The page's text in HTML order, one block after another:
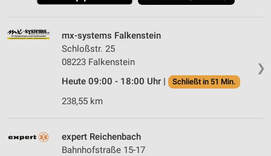
❯
mx-systems Falkenstein
Schloßstr. 25
08223 Falkenstein
Heute 09:00 - 18:00 Uhr |
Schließt in 51 Min.
238,55 km
expert Reichenbach
Bahnhofstraße 15-17